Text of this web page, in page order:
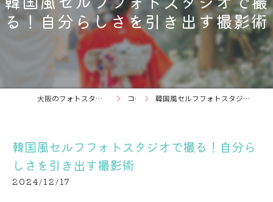
る！自分らしさを引き出す撮影術
大阪のフォトスタジオなら写真スタジオShamoe コラム 韓国風セルフフォトスタジオで撮る！自分らしさを引き出す撮影術
韓国風セルフフォトスタジオで撮る！自分ら
しさを引き出す撮影術
2024/12/17